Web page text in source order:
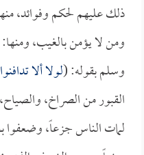
ذلك عليهم لحكم وفوائد،
ومن لا يؤمن بالغيب، ومنها:
وسلم بقوله: (لولا ألا تدافنوا
القبور من الصراخ، والصياح،
لمات الناس جزعاً،